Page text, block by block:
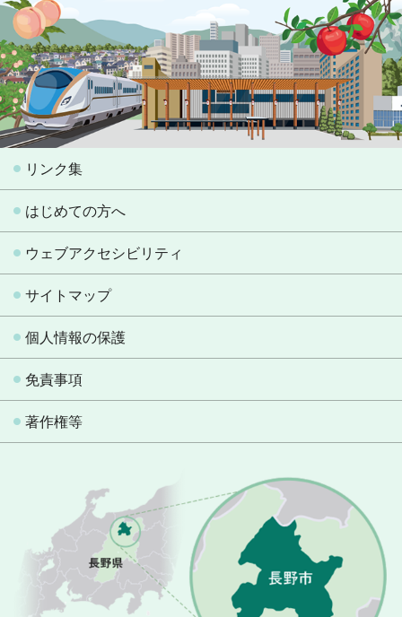
リンク集
はじめての方へ
ウェブアクセシビリティ
サイトマップ
個人情報の保護
免責事項
著作権等